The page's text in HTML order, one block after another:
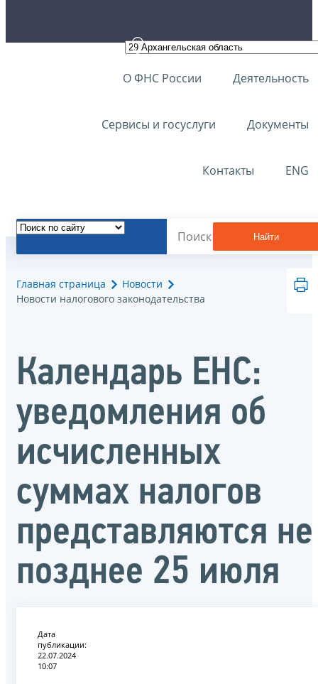
О ФНС России Деятельность
Сервисы и госуслуги Документы
Контакты ENG
Найти
Главная страница
Новости
Новости налогового законодательства
Календарь ЕНС:
уведомления об
исчисленных
суммах налогов
представляются не
позднее 25 июля
Дата
публикации:
22.07.2024
10:07